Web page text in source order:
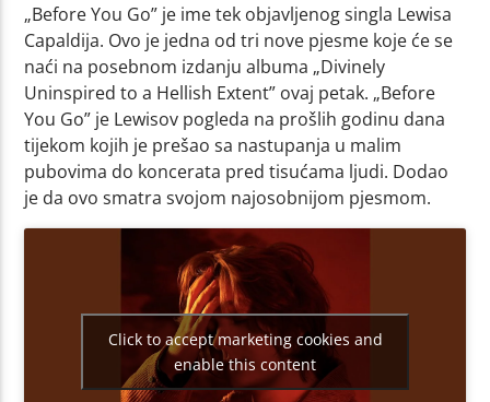
„Before You Go” je ime tek objavljenog singla Lewisa
Capaldija. Ovo je jedna od tri nove pjesme koje će se
naći na posebnom izdanju albuma „Divinely
Uninspired to a Hellish Extent” ovaj petak. „Before
You Go” je Lewisov pogleda na prošlih godinu dana
tijekom kojih je prešao sa nastupanja u malim
pubovima do koncerata pred tisućama ljudi. Dodao
je da ovo smatra svojom najosobnijom pjesmom.
Click to accept marketing cookies and
enable this content